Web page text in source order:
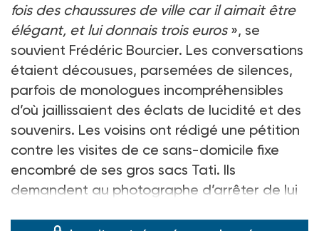
fois des chaussures de ville car il aimait être
élégant, et lui donnais trois euros», se
souvient Frédéric Bourcier. Les conversations
étaient décousues, parsemées de silences,
parfois de monologues incompréhensibles
d’où jaillissaient des éclats de lucidité et des
souvenirs. Les voisins ont rédigé une pétition
contre les visites de ce sans-domicile fixe
encombré de ses gros sacs Tati. Ils
demandent au photographe d’arrêter de lui